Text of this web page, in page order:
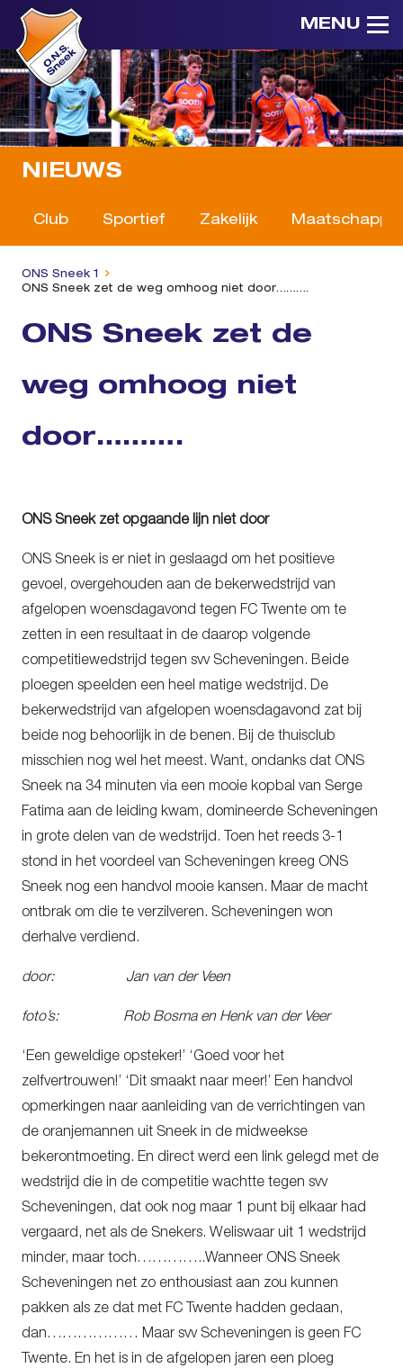
MENU
NIEUWS
Club Sportief Zakelijk
ONS Sneek 1
ONS Sneek zet de weg omhoog niet door……….
ONS Sneek zet de
weg omhoog niet
door……….
ONS Sneek zet opgaande lijn niet door
ONS Sneek is er niet in geslaagd om het positieve
gevoel, overgehouden aan de bekerwedstrijd van
afgelopen woensdagavond tegen FC Twente om te
zetten in een resultaat in de daarop volgende
competitiewedstrijd tegen svv Scheveningen. Beide
ploegen speelden een heel matige wedstrijd. De
bekerwedstrijd van afgelopen woensdagavond zat bij
beide nog behoorlijk in de benen. Bij de thuisclub
misschien nog wel het meest. Want, ondanks dat ONS
Sneek na 34 minuten via een mooie kopbal van Serge
Fatima aan de leiding kwam, domineerde Scheveningen
in grote delen van de wedstrijd. Toen het reeds 3-1
stond in het voordeel van Scheveningen kreeg ONS
Sneek nog een handvol mooie kansen. Maar de macht
ontbrak om die te verzilveren. Scheveningen won
derhalve verdiend.
door: Jan van der Veen
foto’s: Rob Bosma en Henk van der Veer
‘Een geweldige opsteker!’ ‘Goed voor het
zelfvertrouwen!’ ‘Dit smaakt naar meer!’ Een handvol
opmerkingen naar aanleiding van de verrichtingen van
de oranjemannen uit Sneek in de midweekse
bekerontmoeting. En direct werd een link gelegd met de
wedstrijd die in de competitie wachtte tegen svv
Scheveningen, dat ook nog maar 1 punt bij elkaar had
vergaard, net als de Snekers. Weliswaar uit 1 wedstrijd
minder, maar toch…………..Wanneer ONS Sneek
Scheveningen net zo enthousiast aan zou kunnen
pakken als ze dat met FC Twente hadden gedaan,
dan……………… Maar svv Scheveningen is geen FC
Twente. En het is in de afgelopen jaren een ploeg